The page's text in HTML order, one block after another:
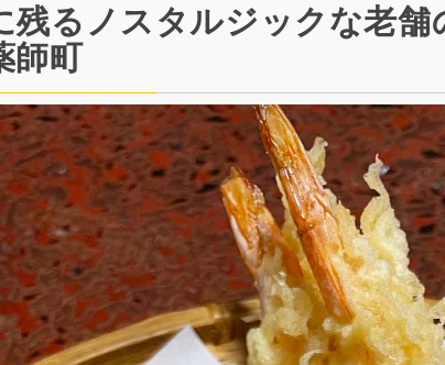
残るノスタルジックな老舗
師町